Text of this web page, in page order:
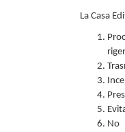
La Casa
No